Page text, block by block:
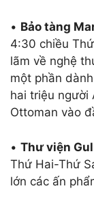
• Bảo tàng
4:30 chiều
lãm về nghệ
một phần
hai triệu người
Ottoman vào
• Thư viện
Thứ Hai-Thứ
lớn các ấn